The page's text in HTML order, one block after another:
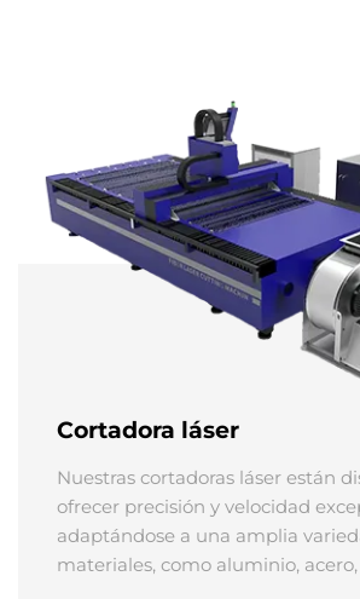
Cortadora láser
Nuestras cortadoras láser están
ofrecer precisión y velocidad
adaptándose a una amplia
materiales, como aluminio,